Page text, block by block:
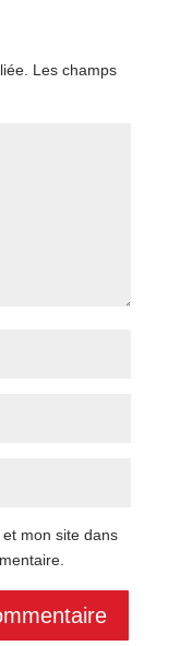
Les champs
mon site dans